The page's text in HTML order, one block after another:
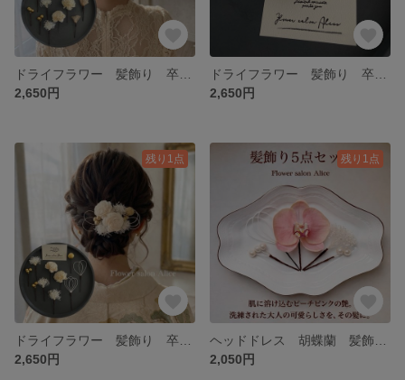
2,650円
2,650円
残り1点
2,650円
残り1点
2,050円